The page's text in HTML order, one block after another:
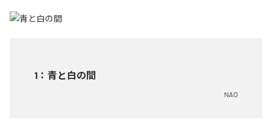
1 ： 青と白の間
NAO